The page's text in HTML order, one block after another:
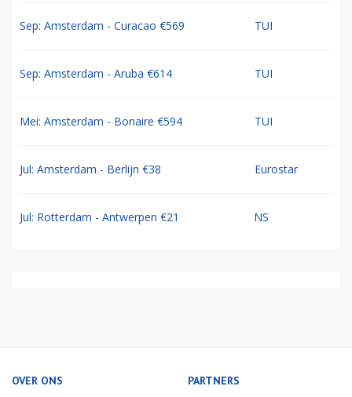
Sep: Amsterdam - Curacao €569 TUI
Sep: Amsterdam - Aruba €614 TUI
Mei: Amsterdam - Bonaire €594 TUI
Jul: Amsterdam - Berlijn €38 Eurostar
Jul: Rotterdam - Antwerpen €21 NS
OVER ONS PARTNERS